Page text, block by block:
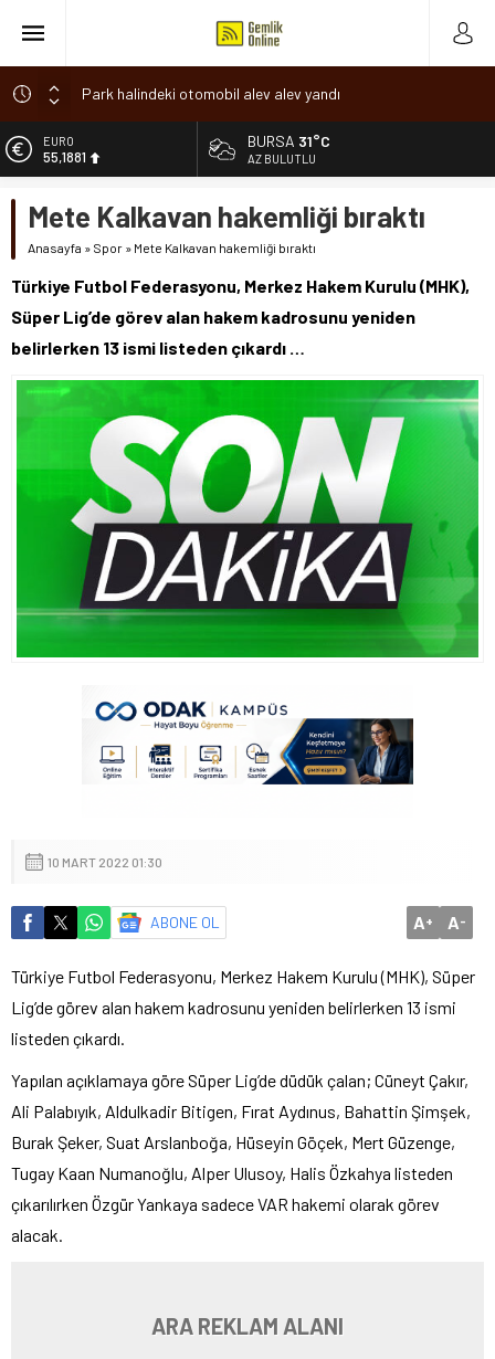
Park halindeki otomobil alev alev yandı
Osmangazi’de baharın müjdesi ‘Hıdırellez’ coşkuyla kutlandı
7 aylık hamileyken evden çıktı, sırra kadem bastı
Romanya’da Hıdırellez Coşkusu
ALTIN
6.660,55
13.779,39
DOLAR
55,1881
BURSA 31°C
AZ BULUTLU
Mete Kalkavan hakemliği bıraktı
Anasayfa » Spor » Mete Kalkavan hakemliği bıraktı
Türkiye Futbol Federasyonu, Merkez Hakem Kurulu (MHK),
Süper Lig’de görev alan hakem kadrosunu yeniden
belirlerken 13 ismi listeden çıkardı …
10 MART 2022 01:30
ABONE OL A+ A-
Türkiye Futbol Federasyonu, Merkez Hakem Kurulu (MHK), Süper
Lig’de görev alan hakem kadrosunu yeniden belirlerken 13 ismi
listeden çıkardı.
Yapılan açıklamaya göre Süper Lig’de düdük çalan; Cüneyt Çakır,
Ali Palabıyık, Aldulkadir Bitigen, Fırat Aydınus, Bahattin Şimşek,
Burak Şeker, Suat Arslanboğa, Hüseyin Göçek, Mert Güzenge,
Tugay Kaan Numanoğlu, Alper Ulusoy, Halis Özkahya listeden
çıkarılırken Özgür Yankaya sadece VAR hakemi olarak görev
alacak.
ARA REKLAM ALANI